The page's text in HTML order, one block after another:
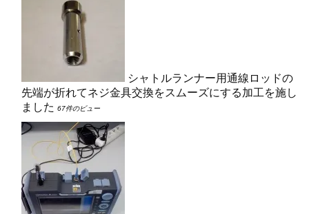
シャトルランナー用通線ロッドの
先端が折れてネジ金具交換をスムーズにする加工を施し
ました 67件のビュー